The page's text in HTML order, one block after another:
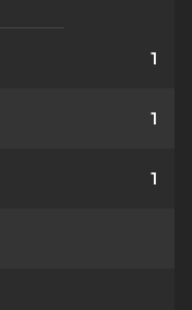
1
1
1